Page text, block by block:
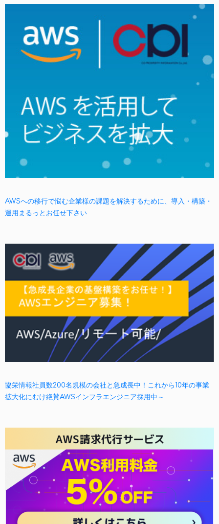
AWSへの移行で悩む企業様の課題を解決するために、導入・構築・
運用まるっとお任せ下さい
協栄情報社員数200名規模の会社と急成長中！これから10年の事業
拡大化にむけ絶賛AWSインフラエンジニア採用中～